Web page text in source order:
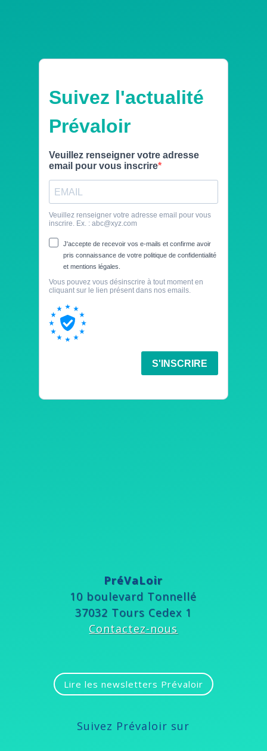
PréVaLoir
10 boulevard Tonnellé
37032 Tours Cedex 1
Contactez-nous
Lire les newsletters Prévaloir
Suivez Prévaloir sur